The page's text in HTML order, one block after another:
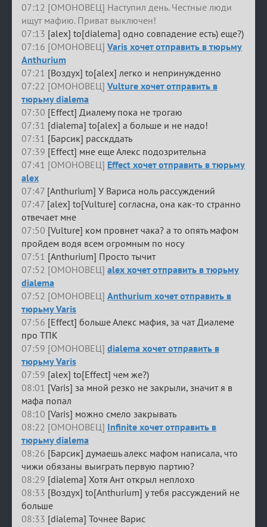
07:12 [ОМОНОВЕЦ] Наступил день. Честные люди
ищут мафию. Приват выключен!
07:13 [alex] to[dialema] одно совпадение есть) еще?)
07:16 [ОМОНОВЕЦ] Varis хочет отправить в тюрьму
Anthurium
07:21 [Воздух] to[alex] легко и непринужденно
07:22 [ОМОНОВЕЦ] Vulture хочет отправить в
тюрьму dialema
07:30 [Effect] Диалему пока не трогаю
07:31 [dialema] to[alex] а больше и не надо!
07:31 [Барсик] расскддать
07:39 [Effect] мне еще Алекс подозрительна
07:41 [ОМОНОВЕЦ] Effect хочет отправить в тюрьму
alex
07:47 [Anthurium] У Вариса ноль рассуждений
07:47 [alex] to[Vulture] согласна, она как-то странно
отвечает мне
07:50 [Vulture] ком провнет чака? а то опять мафом
пройдем водя всем огромным по носу
07:51 [Anthurium] Просто тычит
07:52 [ОМОНОВЕЦ] alex хочет отправить в тюрьму
dialema
07:52 [ОМОНОВЕЦ] Anthurium хочет отправить в
тюрьму Varis
07:56 [Effect] больше Алекс мафия, за чат Диалеме
про ТПК
07:59 [ОМОНОВЕЦ] dialema хочет отправить в
тюрьму Varis
07:59 [alex] to[Effect] чем же?)
08:01 [Varis] за мной резко не закрыли, значит я в
мафа попал
08:10 [Varis] можно смело закрывать
08:22 [ОМОНОВЕЦ] Infinite хочет отправить в
тюрьму dialema
08:26 [Барсик] думаешь алекс мафом написала, что
чижи обязаны выиграть первую партию?
08:29 [dialema] Хотя Ант открыл неплохо
08:33 [Воздух] to[Anthurium] у тебя рассуждений не
больше
08:33 [dialema] Точнее Варис